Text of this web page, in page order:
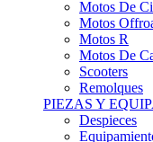
Motos R
Motos De
Scooters
Remolques
PIEZAS Y
Despieces
Neumáticos